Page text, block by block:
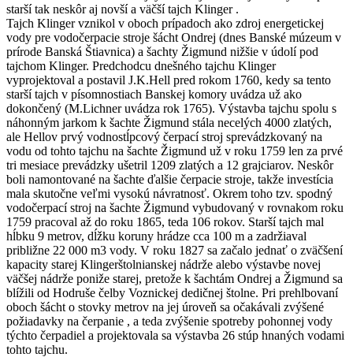
starší tak neskôr aj novší a väčší tajch Klinger .
Tajch Klinger vznikol v oboch prípadoch ako zdroj energetickej
vody pre vodočerpacie stroje šácht Ondrej (dnes Banské múzeum v
prírode Banská Štiavnica) a šachty Žigmund nižšie v údolí pod
tajchom Klinger. Predchodcu dnešného tajchu Klinger
vyprojektoval a postavil J.K.Hell pred rokom 1760, kedy sa tento
starší tajch v písomnostiach Banskej komory uvádza už ako
dokončený (M.Lichner uvádza rok 1765). Výstavba tajchu spolu s
náhonným jarkom k šachte Žigmund stála necelých 4000 zlatých,
ale Hellov prvý vodnostĺpcový čerpací stroj sprevádzkovaný na
vodu od tohto tajchu na šachte Žigmund už v roku 1759 len za prvé
tri mesiace prevádzky ušetril 1209 zlatých a 12 grajciarov. Neskôr
boli namontované na šachte ďalšie čerpacie stroje, takže investícia
mala skutočne veľmi vysokú návratnosť. Okrem toho tzv. spodný
vodočerpací stroj na šachte Žigmund vybudovaný v rovnakom roku
1759 pracoval až do roku 1865, teda 106 rokov. Starší tajch mal
hĺbku 9 metrov, dĺžku koruny hrádze cca 100 m a zadržiaval
približne 22 000 m3 vody. V roku 1827 sa začalo jednať o zväčšení
kapacity starej Klingerštolnianskej nádrže alebo výstavbe novej
väčšej nádrže poniže starej, pretože k šachtám Ondrej a Žigmund sa
blížili od Hodruše čelby Voznickej dedičnej štolne. Pri prehlbovaní
oboch šácht o stovky metrov na jej úroveň sa očakávali zvýšené
požiadavky na čerpanie , a teda zvýšenie spotreby pohonnej vody
týchto čerpadiel a projektovala sa výstavba 26 stúp hnaných vodami
tohto tajchu.